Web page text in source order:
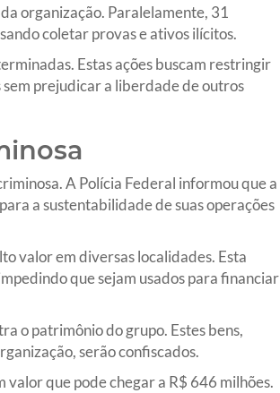
organização. Paralelamente, 31
coletar provas e ativos ilícitos.
Estas ações buscam restringir
prejudicar a liberdade de outros
A Polícia Federal informou que a
a sustentabilidade de suas operações
valor em diversas localidades. Esta
que sejam usados para financiar
o patrimônio do grupo. Estes bens,
serão confiscados.
que pode chegar a R$ 646 milhões.